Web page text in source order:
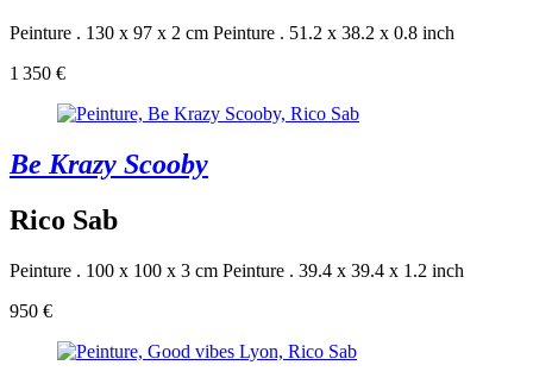
Peinture . 130 x 97 x 2 cm Peinture . 51.2 x 38.2 x 0.8 inch
1 350 €
Be Krazy Scooby
Rico Sab
Peinture . 100 x 100 x 3 cm Peinture . 39.4 x 39.4 x 1.2 inch
950 €